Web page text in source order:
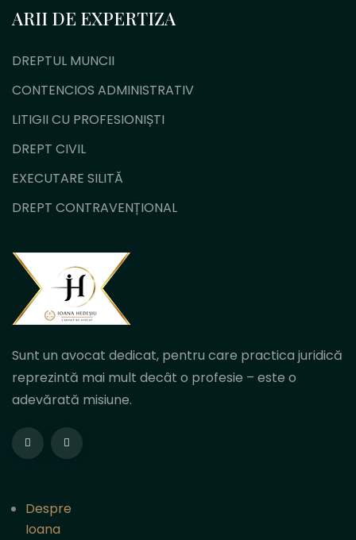
ARII DE EXPERTIZA
DREPTUL MUNCII
CONTENCIOS ADMINISTRATIV
LITIGII CU PROFESIONIȘTI
DREPT CIVIL
EXECUTARE SILITĂ
DREPT CONTRAVENȚIONAL
Sunt un avocat dedicat, pentru care practica juridică
reprezintă mai mult decât o profesie – este o
adevărată misiune.
Despre
Ioana